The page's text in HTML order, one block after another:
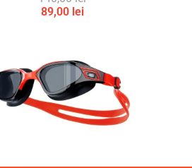
Prețul
140,00 lei.
89,00 lei
89,00 lei.